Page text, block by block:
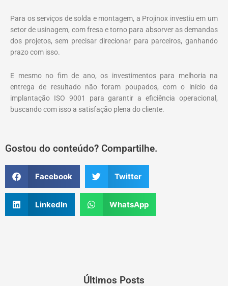
Para os serviços de solda e montagem, a Projinox investiu em um
setor de usinagem, com fresa e torno para absorver as demandas
dos projetos, sem precisar direcionar para parceiros, ganhando
prazo com isso.
E mesmo no fim de ano, os investimentos para melhoria na
entrega de resultado não foram poupados, com o início da
implantação ISO 9001 para garantir a eficiência operacional,
buscando com isso a satisfação plena do cliente.
Gostou do conteúdo? Compartilhe.
Facebook Twitter
LinkedIn WhatsApp
Últimos Posts